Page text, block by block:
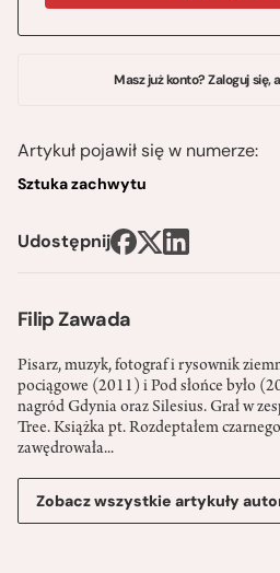
Filip Zawada
Pisarz, muzyk, fotograf i rysownik
pociągowe (2011) i Pod słońce było
nagród Gdynia oraz Silesius. Grał w
Tree. Książka pt. Rozdeptałem
zawędrowała...
Zobacz wszystkie artykuły
Masz już konto? Zaloguj się,
Artykuł pojawił się w numerze:
Sztuka zachwytu
Udostępnij